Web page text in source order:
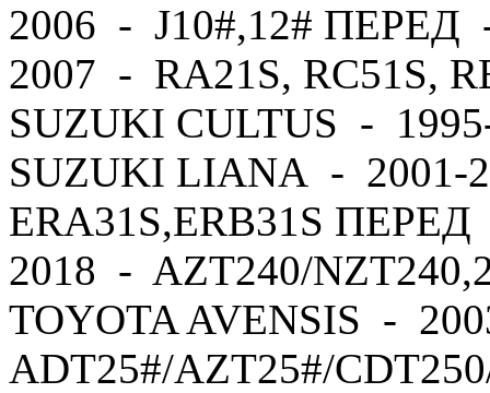
2006 - J10#,12# ПЕРЕД
2007 - RA21S, RC51S,
SUZUKI CULTUS -
SUZUKI LIANA - 2001-
ERA31S,ERB31S
2018 - AZT240/
TOYOTA AVENSIS -
ADT25#/AZT25#/